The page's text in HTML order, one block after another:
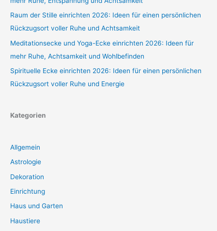
Raum der Stille einrichten 2026: Ideen für einen persönlichen
Rückzugsort voller Ruhe und Achtsamkeit
Meditationsecke und Yoga-Ecke einrichten 2026: Ideen für
mehr Ruhe, Achtsamkeit und Wohlbefinden
Spirituelle Ecke einrichten 2026: Ideen für einen persönlichen
Rückzugsort voller Ruhe und Energie
Kategorien
Allgemein
Astrologie
Dekoration
Einrichtung
Haus und Garten
Haustiere